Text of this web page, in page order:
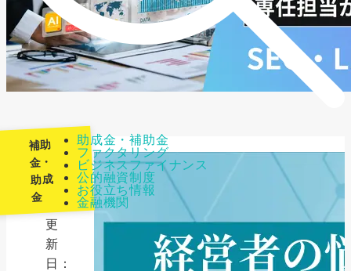
助成金・補助金
ファクタリング
ビジネスファイナンス
公的融資制度
お役立ち情報
金融機関
補助
金・
助成
金
最
更
新
日：